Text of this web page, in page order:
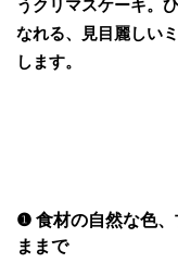
FOOD
short &
毎年、大きなホール